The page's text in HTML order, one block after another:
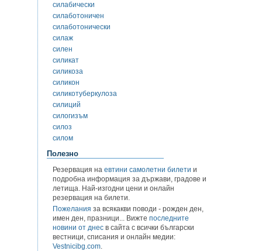
силабически
силаботоничен
силаботонически
силаж
силен
силикат
силикоза
силикон
силикотуберкулоза
силиций
силогизъм
силоз
силом
Полезно
Резервация на евтини самолетни билети и
подробна информация за държави, градове и
летища. Най-изгодни цени и онлайн
резервация на билети.
Пожелания за всякакви поводи - рожден ден,
имен ден, празници... Вижте последните
новини от днес в сайта с всички български
вестници, списания и онлайн медии:
Vestnicibg.com.